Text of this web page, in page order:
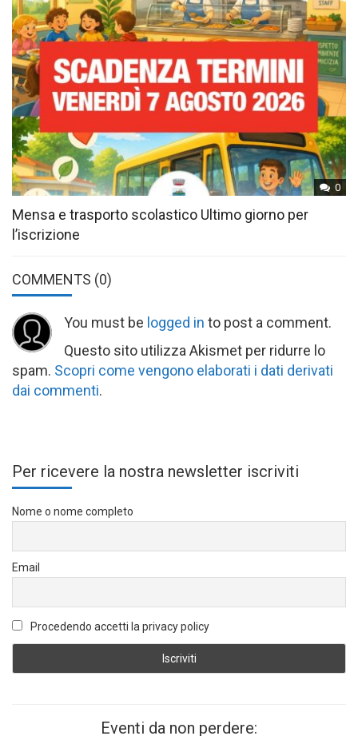
0
Mensa e trasporto scolastico Ultimo giorno per
l’iscrizione
COMMENTS (0)
You must be logged in to post a comment.
Questo sito utilizza Akismet per ridurre lo
spam. Scopri come vengono elaborati i dati derivati
dai commenti.
Per ricevere la nostra newsletter iscriviti
Nome o nome completo
Email
Procedendo accetti la privacy policy
Eventi da non perdere: